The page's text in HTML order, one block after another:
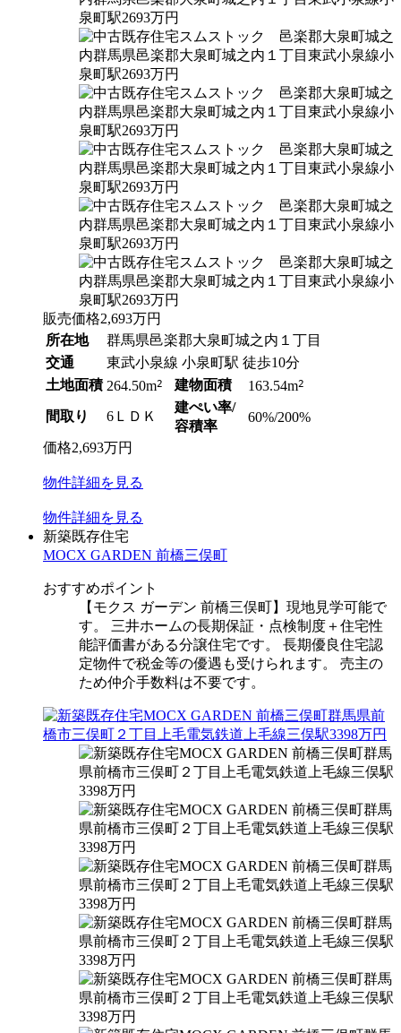
販売価格2,693万円
所在地
群馬県邑楽郡大泉町城之内１丁目
交通
東武小泉線 小泉町駅 徒歩10分
土地面積 264.50m2 建物面積 163.54m2
間取り 6ＬＤＫ
建ぺい率/
容積率
60%/200%
価格2,693万円
物件詳細を見る
物件詳細を見る
新築既存住宅
MOCX GARDEN 前橋三俣町
おすすめポイント
【モクス ガーデン 前橋三俣町】現地見学可能で
す。 三井ホームの長期保証・点検制度＋住宅性
能評価書がある分譲住宅です。 長期優良住宅認
定物件で税金等の優遇も受けられます。 売主の
ため仲介手数料は不要です。